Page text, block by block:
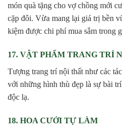
món quà tặng cho vợ chồng mới
cặp đôi. Vừa mang lại giá trị bền
kiệm được chi phí mua sắm trong
17. VẬT PHẨM TRANG TRÍ
Tượng trang trí nội thất như các
với những hình thù đẹp là sự bài
độc lạ.
18. HOA CƯỚI TỰ LÀM